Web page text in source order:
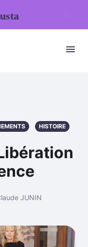
HISTOIRE
JUNIN